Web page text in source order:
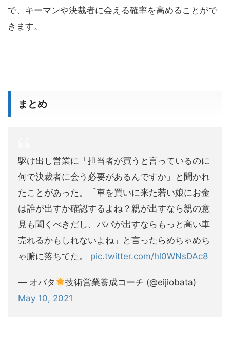
で、キーマンや決裁者に会える確率を高めることがで
きます。
まとめ
駆け出し営業に「担当者が買うと言っているのに
何で決裁者に会う必要があるんですか」と聞かれ
たことがあった。「車を買いに来た若い娘にお金
は誰が出すか確認するよね？親が出すなら親の意
見も聞くべきだし、パパが出すならもっと高い車
売れるかもしれないよね」と言ったらめちゃめち
ゃ腑に落ちてた。 pic.twitter.com/hl0WNsDAc8
— オバタ
技術営業養成コーチ (@eijiobata)
May 10, 2021